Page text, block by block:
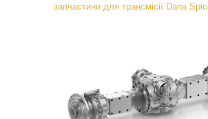
запчастини для трансмісії Dana